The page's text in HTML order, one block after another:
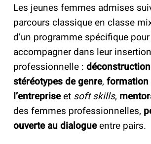
Les jeunes femmes admises
parcours classique en classe
d’un programme spécifique
accompagner dans leur insertion
professionnelle :
stéréotypes de genre, formation
l’entrepriseet soft skills,
des femmes professionnelles,
ouverte au dialogueentre pairs.